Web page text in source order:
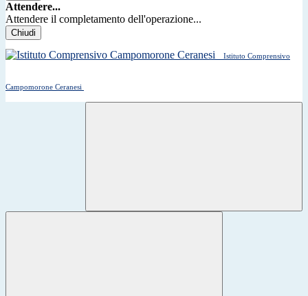
Attendere...
Attendere il completamento dell'operazione...
Chiudi
Istituto Comprensivo
Campomorone Ceranesi